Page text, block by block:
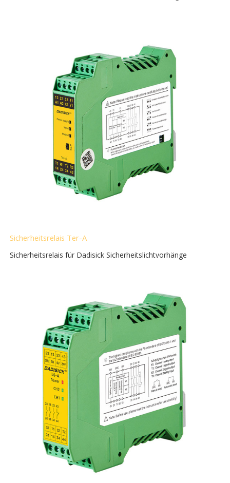
Sicherheitsrelais Ter-A
Sicherheitsrelais für Dadisick Sicherheitslichtvorhänge